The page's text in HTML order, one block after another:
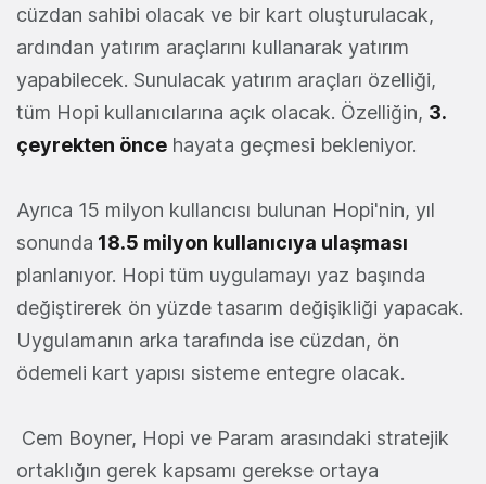
cüzdan sahibi olacak ve bir kart oluşturulacak,
ardından yatırım araçlarını kullanarak yatırım
yapabilecek. Sunulacak yatırım araçları özelliği,
tüm Hopi kullanıcılarına açık olacak. Özelliğin, 3.
çeyrekten önce hayata geçmesi bekleniyor.
Ayrıca 15 milyon kullancısı bulunan Hopi'nin, yıl
sonunda 18.5 milyon kullanıcıya ulaşması
planlanıyor. Hopi tüm uygulamayı yaz başında
değiştirerek ön yüzde tasarım değişikliği yapacak.
Uygulamanın arka tarafında ise cüzdan, ön
ödemeli kart yapısı sisteme entegre olacak.
Cem Boyner, Hopi ve Param arasındaki stratejik
ortaklığın gerek kapsamı gerekse ortaya